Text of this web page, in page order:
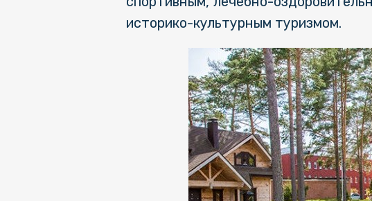
историко-культурным туризмом.